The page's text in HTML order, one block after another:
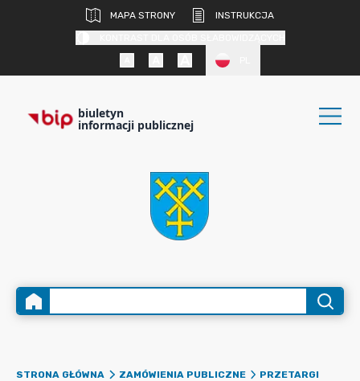
MAPA STRONY
INSTRUKCJA
biuletyn
informacji publicznej
STRONA GŁÓWNA ZAMÓWIENIA PUBLICZNE
PRZETARGI